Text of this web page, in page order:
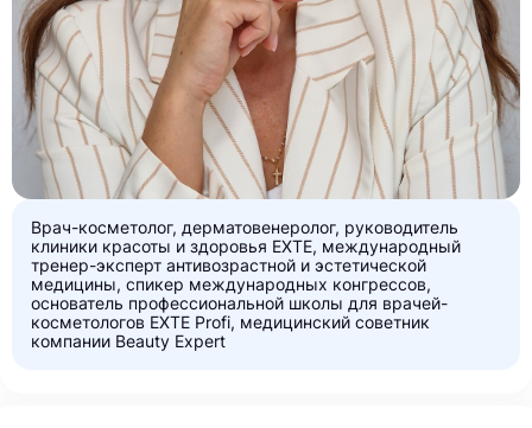
Врач-косметолог, дерматовенеролог, руководитель
клиники красоты и здоровья EXTE, международный
тренер-эксперт антивозрастной и эстетической
медицины, спикер международных конгрессов,
основатель профессиональной школы для врачей-
косметологов EXTE Profi, медицинский советник
компании Beauty Expert